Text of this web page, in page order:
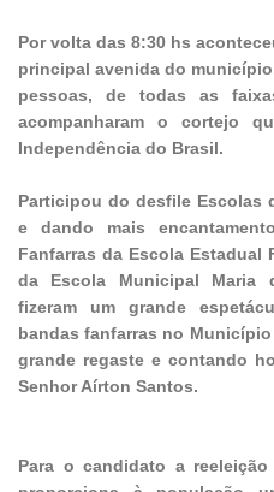
Por volta das 8:30 hs
principal avenida do
pessoas, de todas as
acompanharam o cortejo
Independência do Brasil.
Participou do desfile Escolas
e dando mais
Fanfarras da Escola Estadual
da Escola Municipal Maria
fizeram um grande
bandas fanfarras no
grande regaste e contando
Senhor Aírton Santos.
Para o candidato a